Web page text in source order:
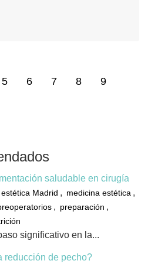
5 6 7 8
9
saludable en cirugía
Madrid , medicina estética ,
, preparación ,
significativo en la...
reducción de pecho?